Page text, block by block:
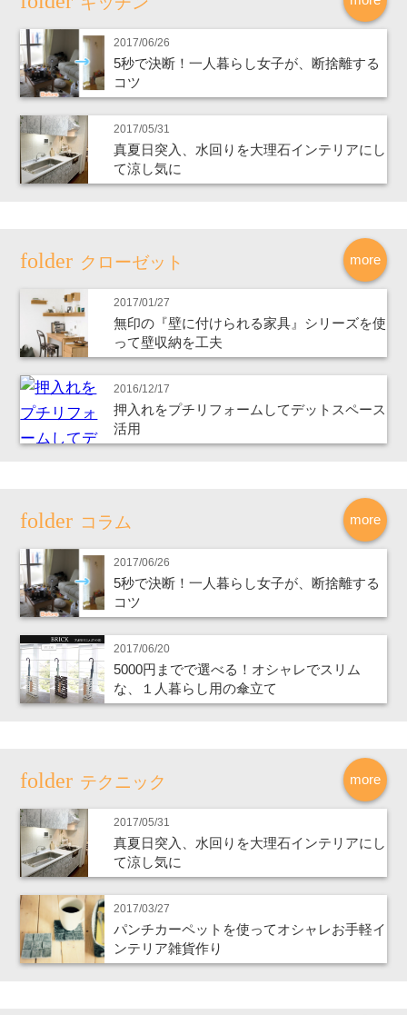
2017/06/26
5秒で決断！一人暮らし女子が、断捨離する
コツ
2017/05/31
真夏日突入、水回りを大理石インテリアにし
て涼し気に
more
クローゼット
2017/01/27
無印の『壁に付けられる家具』シリーズを使
って壁収納を工夫
2016/12/17
押入れをプチリフォームしてデットスペース
活用
more
コラム
2017/06/26
5秒で決断！一人暮らし女子が、断捨離する
コツ
2017/06/20
5000円までで選べる！オシャレでスリム
な、１人暮らし用の傘立て
more
テクニック
2017/05/31
真夏日突入、水回りを大理石インテリアにし
て涼し気に
2017/03/27
パンチカーペットを使ってオシャレお手軽イ
ンテリア雑貨作り